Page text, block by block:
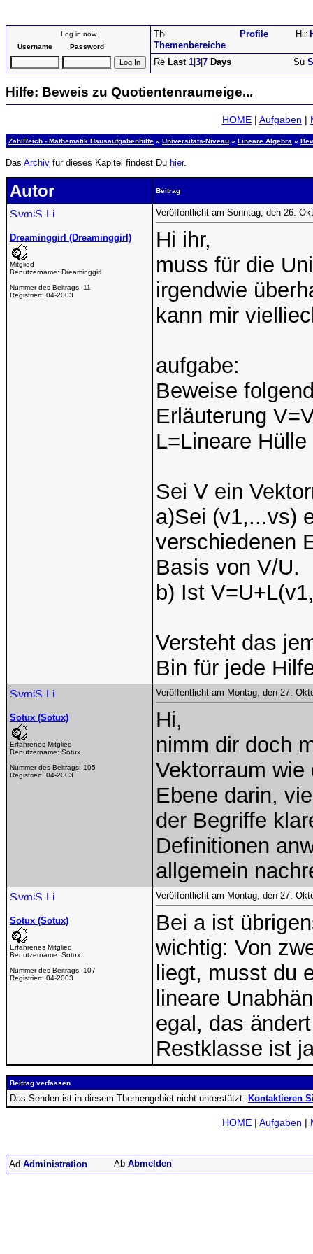
Log in now
Username
Password Themenbereiche
Profile
Last 1 3 7 Days
Hilfe: Beweis zu Quotientenraumeige...
HOME| Aufgaben |
ZahlReich - Mathematik Hausaufgabenhilfe » Universitäts-Niveau » Lineare Algebra »
Das Archiv für dieses Kapitel findest Du hier.
Autor Beitrag
Dreaminggirl (Dreaminggirl)
Mitglied
Benutzername: Dreaminggirl
Nummer des Beitrags: 11
Registriert: 04-2003
Veröffentlicht am Sonntag, den 26.
Hi ihr,
muss für die
irgendwie
kann mir
aufgabe:
Beweise
Erläuterung
L=Lineare Hülle
Sei V ein
a)Sei (v1,...vs)
verschiedenen
Basis von V/U.
b) Ist
Versteht das
Bin für jede
Sotux (Sotux)
Erfahrenes Mitglied
Benutzername: Sotux
Nummer des Beitrags: 105
Registriert: 04-2003
Veröffentlicht am Montag, den 27.
Hi,
nimm dir doch
Vektorraum
Ebene darin,
der Begriffe
Definitionen
allgemein
Sotux (Sotux)
Erfahrenes Mitglied
Benutzername: Sotux
Nummer des Beitrags: 107
Registriert: 04-2003
Veröffentlicht am Montag, den 27.
Bei a ist
wichtig: Von
liegt, musst du
lineare
egal, das
Restklasse ist
Beitrag verfassen
Das Senden ist in diesem Themengebiet nicht unterstützt. Kontaktieren
HOME| Aufgaben |
Administration Abmelden